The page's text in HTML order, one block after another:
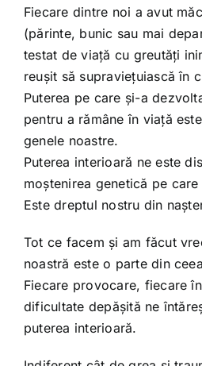
Fiecare dintre noi a avut
(părinte, bunic sau mai
testat de viață cu greutăți
reușit să supraviețuiască în
Puterea pe care și-a
pentru a rămâne în viață
genele noastre.
Puterea interioară ne este
moștenirea genetică pe care
Este dreptul nostru din
Tot ce facem și am făcut
noastră este o parte din
Fiecare provocare, fiecare
dificultate depășită ne
puterea interioară.